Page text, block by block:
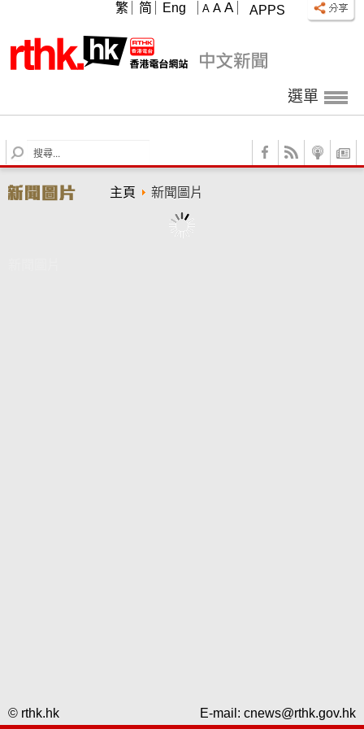
APPS
A A A
繁 简 Eng
選單
S
e
r
主頁 新聞圖片
© rthk.hk E-mail: cnews@rthk.gov.hk